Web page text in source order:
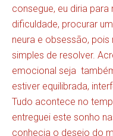
consegue, eu diria
dificuldade, procurar
neura e obsessão,
simples de resolver.
emocional seja
estiver equilibrada,
Tudo acontece no
entreguei este sonho
conhecia o desejo do